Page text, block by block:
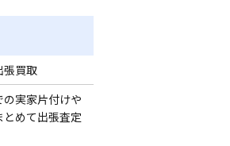
張買取
実家片付けや
めて出張査定